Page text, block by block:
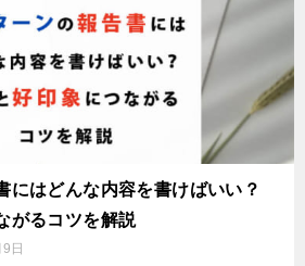
にはどんな内容を書けばいい？
がるコツを解説
日